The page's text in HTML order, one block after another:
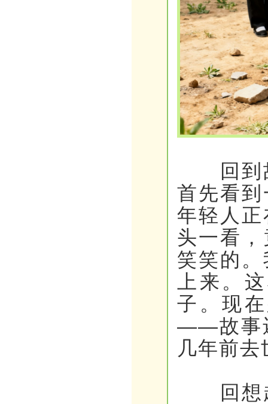
回到故
首先看
年轻人
头一看
笑笑的
上来。
子。现
——故事
几年前去
回想起